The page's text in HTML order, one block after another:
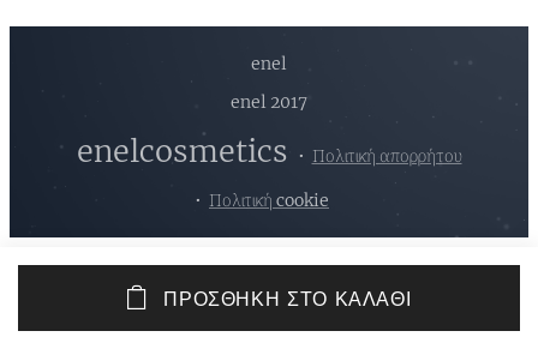
ΠΡΟΣΘΉΚΗ ΣΤΟ ΚΑΛΆΘΙ
enel
enel 2017
enelcosmetics Πολιτική απορρήτου
Πολιτική cookie